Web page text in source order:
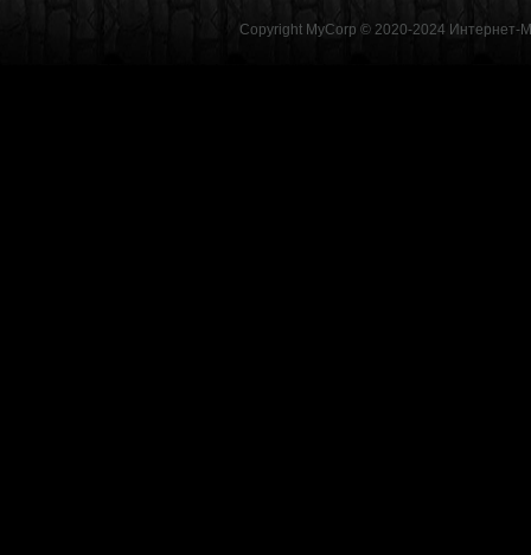
Copyright MyCorp © 2020-2024 Интернет-